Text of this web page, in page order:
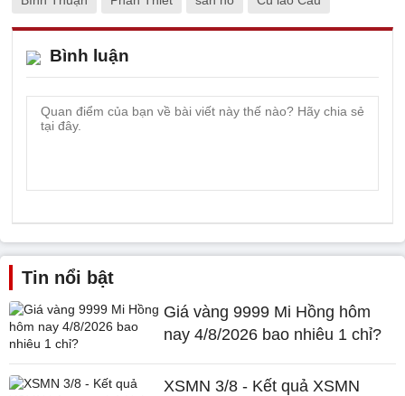
Bình luận
Tin nổi bật
Giá vàng 9999 Mi Hồng hôm
nay 4/8/2026 bao nhiêu 1 chỉ?
XSMN 3/8 - Kết quả XSMN